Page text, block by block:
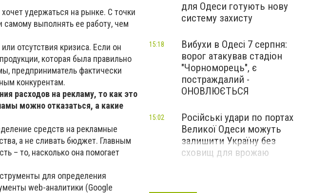
удержаться на рынке. С точки
самому выполнять ее работу, чем
отсутствия кризиса. Если он
которая была правильно
предприниматель фактически
конкурентам.
расходов на рекламу, то как это
можно отказаться, а какие
средств на рекламные
а не сливать бюджет. Главным
– то, насколько она помогает
для определения
web-аналитики (Google
для Одеси готують нову
систему захисту
Вибухи в Одесі 7 серпня:
ворог атакував стадіон
"Чорноморець", є
постраждалий -
ОНОВЛЮЄТЬСЯ
15:18
Російські удари по портах
Великої Одеси можуть
залишити Україну без
сховищ для врожаю
15:02